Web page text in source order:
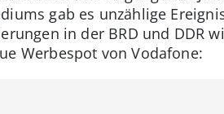
gab es unzählige
in der BRD und DDR
Werbespot von Vodafone: